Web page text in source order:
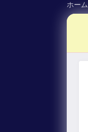
ホーム